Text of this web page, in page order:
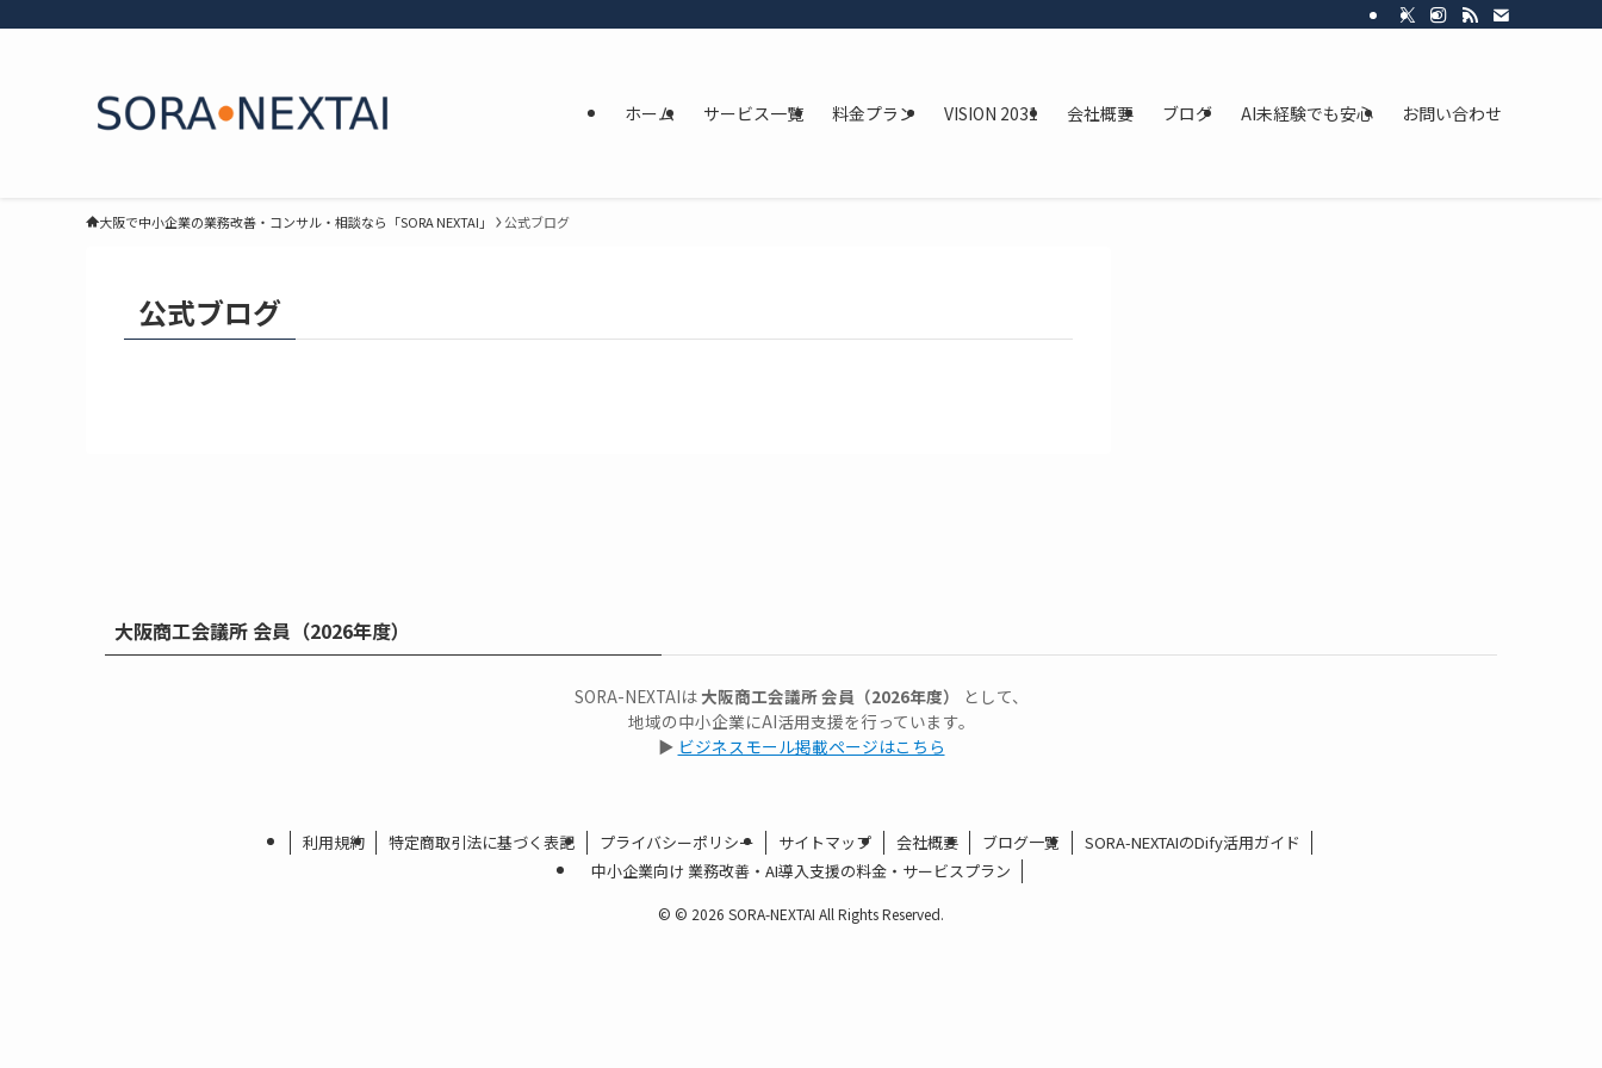
ホーム サービス一覧 料金プラン VISION 2031 会社概要 ブログ AI未経験でも安心 お問い合わせ
大阪で中小企業の業務改善・コンサル・相談なら「SORA NEXTAI」 公式ブログ
公式ブログ
大阪商工会議所 会員（2026年度）
SORA-NEXTAIは 大阪商工会議所 会員（2026年度）
として、
地域の中小企業にAI活用支援を行っています。
▶ ビジネスモール掲載ページはこちら
利用規約 特定商取引法に基づく表記 プライバシーポリシー サイトマップ 会社概要 ブログ一覧
SORA-NEXTAIのDify活用ガイド
中小企業向け 業務改善・AI導入支援の料金・サービスプラン
© © 2026 SORA-NEXTAI All Rights Reserved.